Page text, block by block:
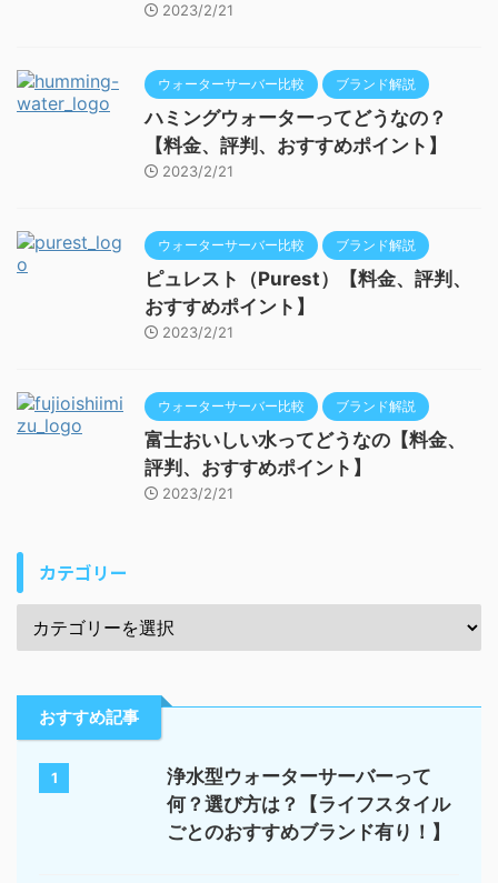
2023/2/21
ウォーターサーバー比較 ブランド解説
ハミングウォーターってどうなの？
【料金、評判、おすすめポイント】
2023/2/21
ウォーターサーバー比較 ブランド解説
ピュレスト（Purest）【料金、評判、
おすすめポイント】
2023/2/21
ウォーターサーバー比較 ブランド解説
富士おいしい水ってどうなの【料金、
評判、おすすめポイント】
2023/2/21
カテゴリー
おすすめ記事
1
浄水型ウォーターサーバーって
何？選び方は？【ライフスタイル
ごとのおすすめブランド有り！】